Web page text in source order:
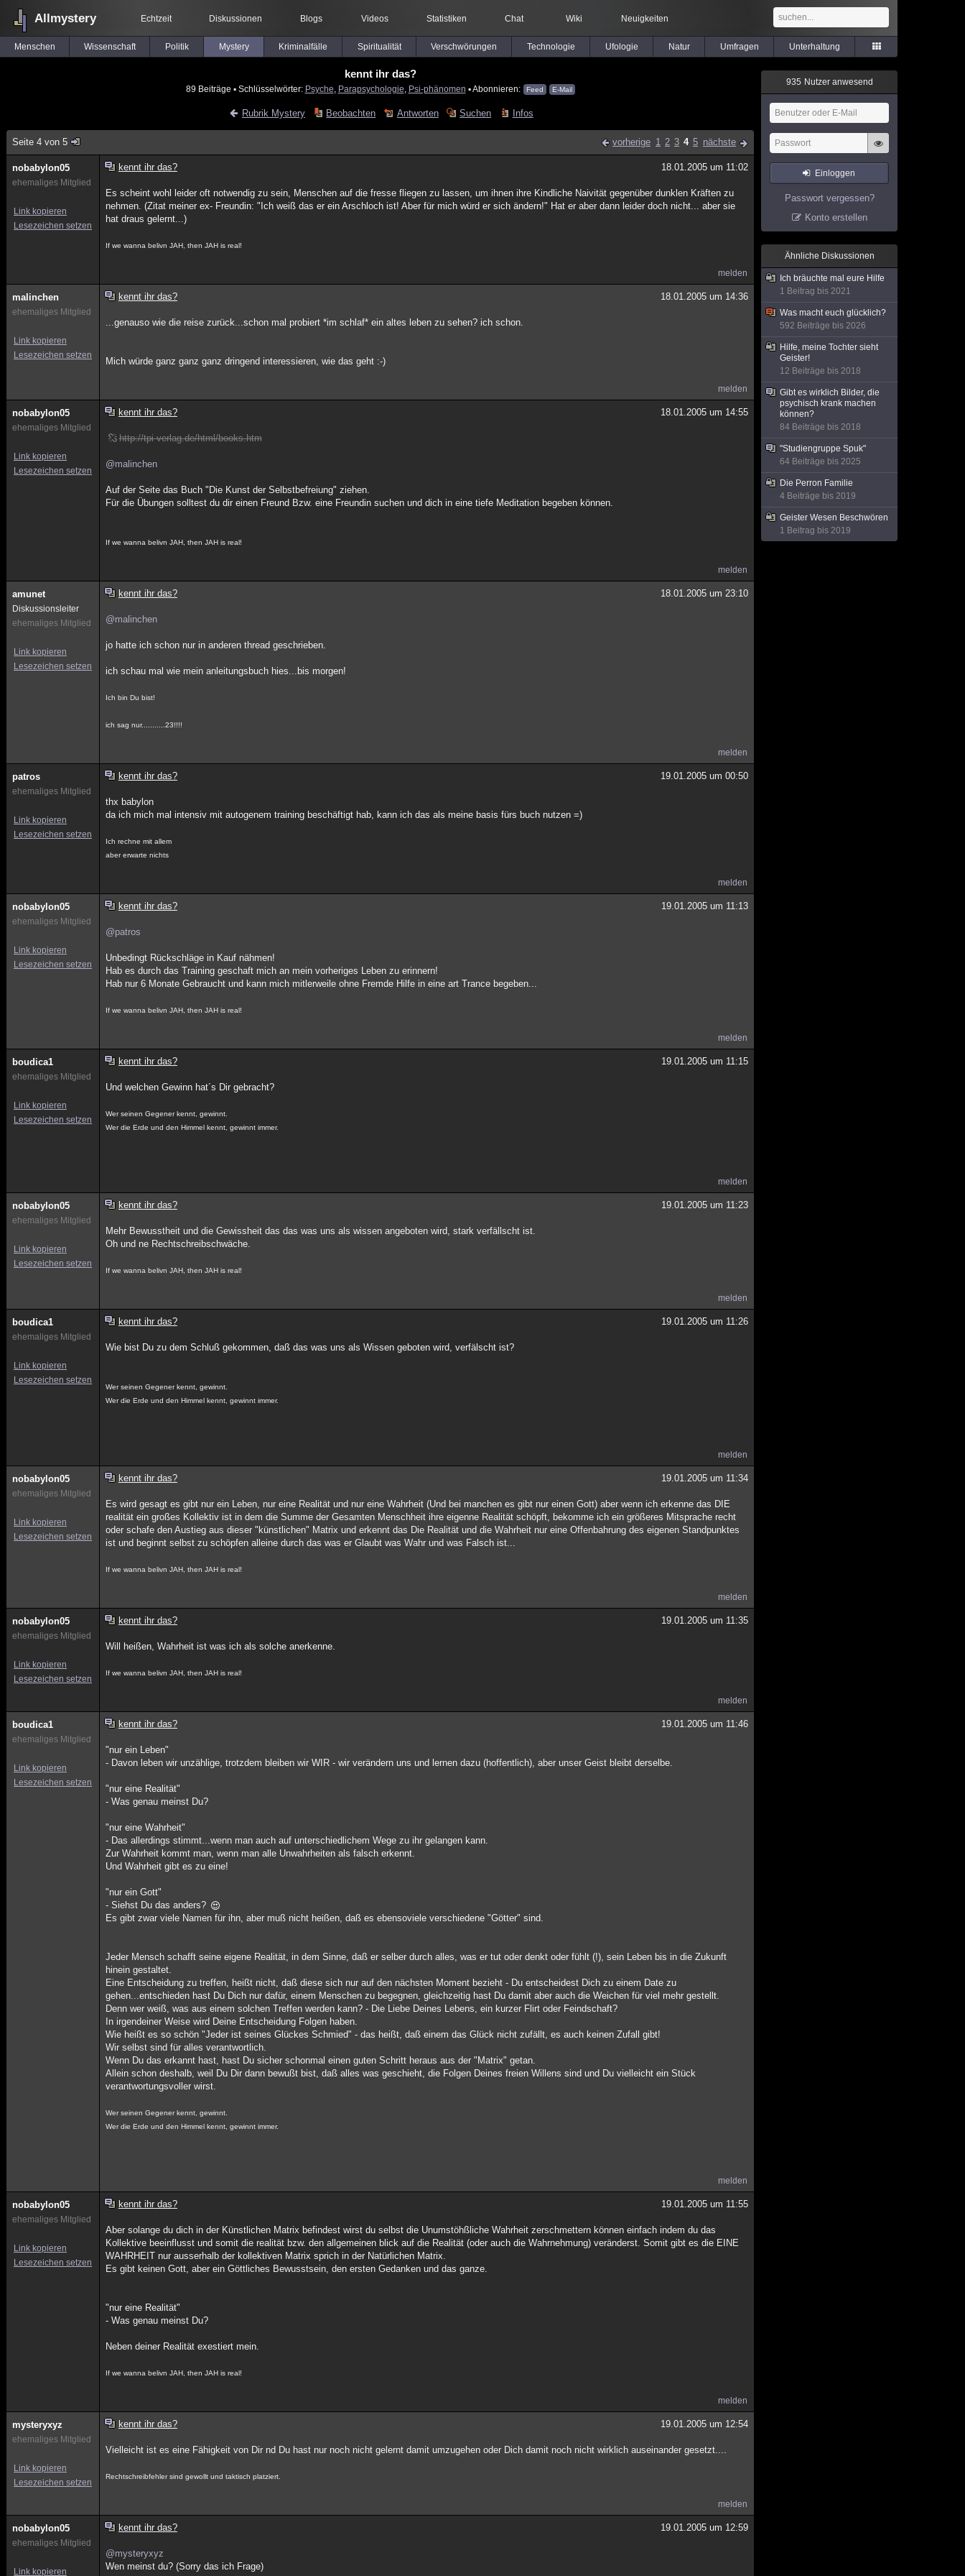
Allmystery Echtzeit Diskussionen Blogs Videos Statistiken Chat Wiki Neuigkeiten
Menschen Wissenschaft Politik Mystery Kriminalfälle Spiritualität Verschwörungen Technologie Ufologie Natur Umfragen Unterhaltung
kennt ihr das?
89 Beiträge ▪ Schlüsselwörter: Psyche Parapsychologie Psi-phänomen ▪ Abonnieren: Feed E-Mail
Rubrik Mystery Beobachten Antworten Suchen Infos
Seite 4 von 5 vorherige 1 2 3 4 5 nächste
nobabylon05
ehemaliges Mitglied
Link kopieren
Lesezeichen setzen
kennt ihr das? 18.01.2005 um 11:02
Es scheint wohl leider oft notwendig zu sein, Menschen auf die fresse fliegen zu lassen, um ihnen ihre Kindliche Naivität gegenüber dunklen Kräften zu
nehmen. (Zitat meiner ex- Freundin: "Ich weiß das er ein Arschloch ist! Aber für mich würd er sich ändern!" Hat er aber dann leider doch nicht... aber sie
hat draus gelernt...)
If we wanna belivn JAH, then JAH is real!
melden
malinchen
ehemaliges Mitglied
Link kopieren
Lesezeichen setzen
kennt ihr das? 18.01.2005 um 14:36
...genauso wie die reise zurück...schon mal probiert *im schlaf* ein altes leben zu sehen? ich schon.
Mich würde ganz ganz ganz dringend interessieren, wie das geht :-)
melden
nobabylon05
ehemaliges Mitglied
Link kopieren
Lesezeichen setzen
kennt ihr das? 18.01.2005 um 14:55
http://tpi-verlag.de/html/books.htm
@malinchen
Auf der Seite das Buch "Die Kunst der Selbstbefreiung" ziehen.
Für die Übungen solltest du dir einen Freund Bzw. eine Freundin suchen und dich in eine tiefe Meditation begeben können.
If we wanna belivn JAH, then JAH is real!
melden
amunet
Diskussionsleiter
ehemaliges Mitglied
Link kopieren
Lesezeichen setzen
kennt ihr das? 18.01.2005 um 23:10
@malinchen
jo hatte ich schon nur in anderen thread geschrieben.
ich schau mal wie mein anleitungsbuch hies...bis morgen!
Ich bin Du bist!
ich sag nur...........23!!!!
melden
patros
ehemaliges Mitglied
Link kopieren
Lesezeichen setzen
kennt ihr das? 19.01.2005 um 00:50
thx babylon
da ich mich mal intensiv mit autogenem training beschäftigt hab, kann ich das als meine basis fürs buch nutzen =)
Ich rechne mit allem
aber erwarte nichts
melden
nobabylon05
ehemaliges Mitglied
Link kopieren
Lesezeichen setzen
kennt ihr das? 19.01.2005 um 11:13
@patros
Unbedingt Rückschläge in Kauf nähmen!
Hab es durch das Training geschaft mich an mein vorheriges Leben zu erinnern!
Hab nur 6 Monate Gebraucht und kann mich mitlerweile ohne Fremde Hilfe in eine art Trance begeben...
If we wanna belivn JAH, then JAH is real!
melden
boudica1
ehemaliges Mitglied
Link kopieren
Lesezeichen setzen
kennt ihr das? 19.01.2005 um 11:15
Und welchen Gewinn hat´s Dir gebracht?
Wer seinen Gegener kennt, gewinnt.
Wer die Erde und den Himmel kennt, gewinnt immer.
melden
nobabylon05
ehemaliges Mitglied
Link kopieren
Lesezeichen setzen
kennt ihr das? 19.01.2005 um 11:23
Mehr Bewusstheit und die Gewissheit das das was uns als wissen angeboten wird, stark verfällscht ist.
Oh und ne Rechtschreibschwäche.
If we wanna belivn JAH, then JAH is real!
melden
boudica1
ehemaliges Mitglied
Link kopieren
Lesezeichen setzen
kennt ihr das? 19.01.2005 um 11:26
Wie bist Du zu dem Schluß gekommen, daß das was uns als Wissen geboten wird, verfälscht ist?
Wer seinen Gegener kennt, gewinnt.
Wer die Erde und den Himmel kennt, gewinnt immer.
melden
nobabylon05
ehemaliges Mitglied
Link kopieren
Lesezeichen setzen
kennt ihr das? 19.01.2005 um 11:34
Es wird gesagt es gibt nur ein Leben, nur eine Realität und nur eine Wahrheit (Und bei manchen es gibt nur einen Gott) aber wenn ich erkenne das DIE
realität ein großes Kollektiv ist in dem die Summe der Gesamten Menschheit ihre eigenne Realität schöpft, bekomme ich ein größeres Mitsprache recht
oder schafe den Austieg aus dieser "künstlichen" Matrix und erkennt das Die Realität und die Wahrheit nur eine Offenbahrung des eigenen Standpunktes
ist und beginnt selbst zu schöpfen alleine durch das was er Glaubt was Wahr und was Falsch ist...
If we wanna belivn JAH, then JAH is real!
melden
nobabylon05
ehemaliges Mitglied
Link kopieren
Lesezeichen setzen
kennt ihr das? 19.01.2005 um 11:35
Will heißen, Wahrheit ist was ich als solche anerkenne.
If we wanna belivn JAH, then JAH is real!
melden
boudica1
ehemaliges Mitglied
Link kopieren
Lesezeichen setzen
kennt ihr das? 19.01.2005 um 11:46
"nur ein Leben"
- Davon leben wir unzählige, trotzdem bleiben wir WIR - wir verändern uns und lernen dazu (hoffentlich), aber unser Geist bleibt derselbe.
"nur eine Realität"
- Was genau meinst Du?
"nur eine Wahrheit"
- Das allerdings stimmt...wenn man auch auf unterschiedlichem Wege zu ihr gelangen kann.
Zur Wahrheit kommt man, wenn man alle Unwahrheiten als falsch erkennt.
Und Wahrheit gibt es zu eine!
"nur ein Gott"
- Siehst Du das anders?
Es gibt zwar viele Namen für ihn, aber muß nicht heißen, daß es ebensoviele verschiedene "Götter" sind.
Jeder Mensch schafft seine eigene Realität, in dem Sinne, daß er selber durch alles, was er tut oder denkt oder fühlt (!), sein Leben bis in die Zukunft
hinein gestaltet.
Eine Entscheidung zu treffen, heißt nicht, daß diese sich nur auf den nächsten Moment bezieht - Du entscheidest Dich zu einem Date zu
gehen...entschieden hast Du Dich nur dafür, einem Menschen zu begegnen, gleichzeitig hast Du damit aber auch die Weichen für viel mehr gestellt.
Denn wer weiß, was aus einem solchen Treffen werden kann? - Die Liebe Deines Lebens, ein kurzer Flirt oder Feindschaft?
In irgendeiner Weise wird Deine Entscheidung Folgen haben.
Wie heißt es so schön "Jeder ist seines Glückes Schmied" - das heißt, daß einem das Glück nicht zufällt, es auch keinen Zufall gibt!
Wir selbst sind für alles verantwortlich.
Wenn Du das erkannt hast, hast Du sicher schonmal einen guten Schritt heraus aus der "Matrix" getan.
Allein schon deshalb, weil Du Dir dann bewußt bist, daß alles was geschieht, die Folgen Deines freien Willens sind und Du vielleicht ein Stück
verantwortungsvoller wirst.
Wer seinen Gegener kennt, gewinnt.
Wer die Erde und den Himmel kennt, gewinnt immer.
melden
nobabylon05
ehemaliges Mitglied
Link kopieren
Lesezeichen setzen
kennt ihr das? 19.01.2005 um 11:55
Aber solange du dich in der Künstlichen Matrix befindest wirst du selbst die Unumstöhßliche Wahrheit zerschmettern können einfach indem du das
Kollektive beeinflusst und somit die realität bzw. den allgemeinen blick auf die Realität (oder auch die Wahrnehmung) veränderst. Somit gibt es die EINE
WAHRHEIT nur ausserhalb der kollektiven Matrix sprich in der Natürlichen Matrix.
Es gibt keinen Gott, aber ein Göttliches Bewusstsein, den ersten Gedanken und das ganze.
"nur eine Realität"
- Was genau meinst Du?
Neben deiner Realität exestiert mein.
If we wanna belivn JAH, then JAH is real!
melden
mysteryxyz
ehemaliges Mitglied
Link kopieren
Lesezeichen setzen
kennt ihr das? 19.01.2005 um 12:54
Vielleicht ist es eine Fähigkeit von Dir nd Du hast nur noch nicht gelernt damit umzugehen oder Dich damit noch nicht wirklich auseinander gesetzt....
Rechtschreibfehler sind gewollt und taktisch platziert.
melden
nobabylon05
ehemaliges Mitglied
Link kopieren
kennt ihr das? 19.01.2005 um 12:59
@mysteryxyz
Wen meinst du? (Sorry das ich Frage)
935 Nutzer anwesend
Einloggen
Passwort vergessen?
Konto erstellen
Ähnliche Diskussionen
Ich bräuchte mal eure Hilfe
1 Beitrag bis 2021
Was macht euch glücklich?
592 Beiträge bis 2026
Hilfe, meine Tochter sieht
Geister!
12 Beiträge bis 2018
Gibt es wirklich Bilder, die
psychisch krank machen
können?
84 Beiträge bis 2018
"Studiengruppe Spuk"
64 Beiträge bis 2025
Die Perron Familie
4 Beiträge bis 2019
Geister Wesen Beschwören
1 Beitrag bis 2019